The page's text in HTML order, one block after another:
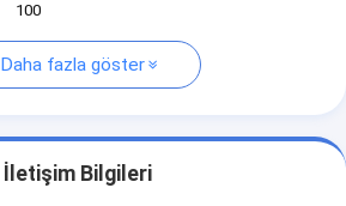
100
Daha fazla göster
İletişim Bilgileri